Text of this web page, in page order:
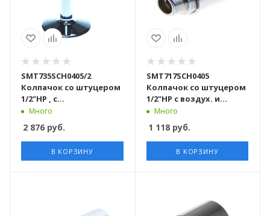
SMT735SCH0405/2
Колпачок со штуцером
1/2"НР , с
воздухоотводчиком и
держателем 122
хромированный 20пар/
кор
Много
2 876 руб.
В КОРЗИНУ
SMT717SCH0405
Колпачок со штуцером
1/2"НР с воздух. и
заглушкой,
хромированный 40пар/
кор
Много
1 118руб.
В КОРЗИНУ